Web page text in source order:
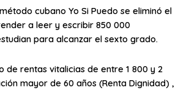
cubano Yo Si Puedo se eliminó el
a leer y escribir 850 000
para alcanzar el sexto grado.
de rentas vitalicias de entre 1 800 y 2
mayor de 60 años (Renta Dignidad) ,